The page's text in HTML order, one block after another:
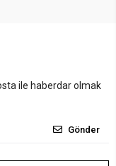
ile haberdar olmak
Gönder